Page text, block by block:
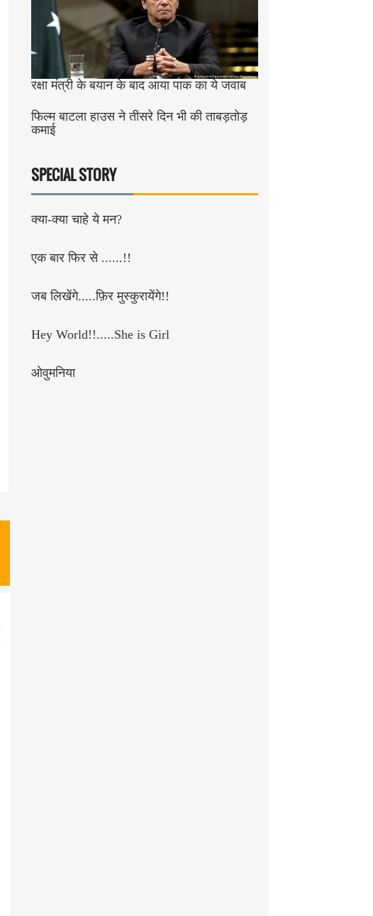
रक्षा मंत्री के बयान के बाद आया पाक का ये जवाब
फिल्म बाटला हाउस ने तीसरे दिन भी की ताबड़तोड़
कमाई
SPECIAL STORY
क्या-क्या चाहे ये मन?
एक बार फिर से ......!!
जब लिखेंगे.....फ़िर मुस्कुरायेंगे!!
Hey World!!.....She is Girl
ओवुमनिया